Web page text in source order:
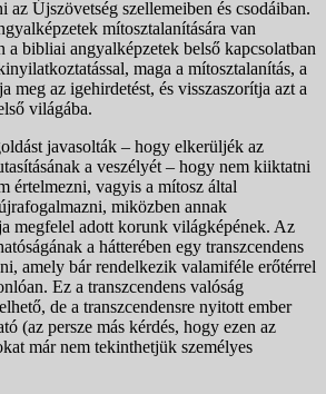
Újszövetség szellemeiben és csodáiban.
mítosztalanítására van
a bibliai angyalképzetek belső kapcsolatban
maga a mítosztalanítás, a
meg az igehirdetést, és visszaszorítja azt a
világába.
javasolták – hogy elkerüljék az
a veszélyét – hogy nem kiiktatni
értelmezni, vagyis a mítosz által
miközben annak
megfelel adott korunk világképének. Az
a hátterében egy transzcendens
amely bár rendelkezik valamiféle erőtérrel
Ez a transzcendens valóság
de a transzcendensre nyitott ember
(az persze más kérdés, hogy ezen az
már nem tekinthetjük személyes